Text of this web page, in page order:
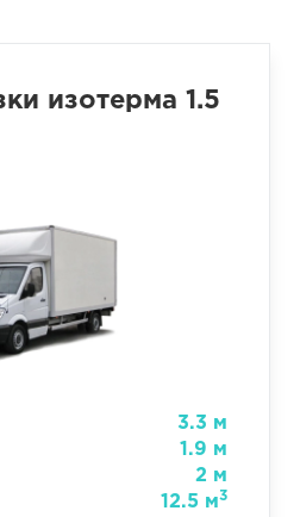
изотерма 1.5
3.3 м
1.9 м
2 м
12.5 м3